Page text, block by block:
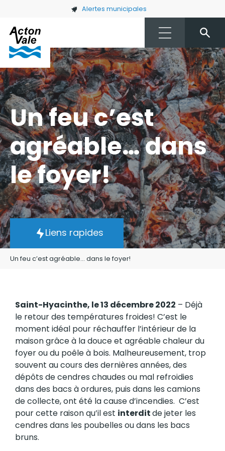
Skip to main content Alertes municipales
Un feu c’est
agréable… dans
le foyer!
Liens rapides
Un feu c’est agréable… dans le foyer!
Saint-Hyacinthe, le 13 décembre 2022 – Déjà
le retour des températures froides! C’est le
moment idéal pour réchauffer l’intérieur de la
maison grâce à la douce et agréable chaleur du
foyer ou du poêle à bois. Malheureusement, trop
souvent au cours des dernières années, des
dépôts de cendres chaudes ou mal refroidies
dans des bacs à ordures, puis dans les camions
de collecte, ont été la cause d’incendies. C’est
pour cette raison qu’il est interditde jeter les
cendres dans les poubelles ou dans les bacs
bruns.